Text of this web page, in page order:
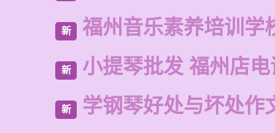
新 福州音乐素养培训学
新 小提琴批发 福州店
新 学钢琴好处与坏处作